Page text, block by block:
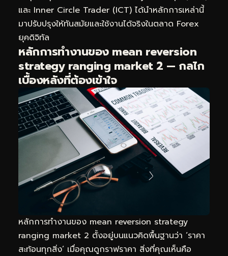
และ Inner Circle Trader (ICT) ได้นำหลักการเหล่านี้
มาปรับปรุงให้ทันสมัยและใช้งานได้จริงในตลาด Forex
ยุคดิจิทัล
หลักการทำงานของ mean reversion
strategy ranging market 2 — กลไก
เบื้องหลังที่ต้องเข้าใจ
หลักการทำงานของ mean reversion strategy
ranging market 2 ตั้งอยู่บนแนวคิดพื้นฐานว่า ‘ราคา
สะท้อนทุกสิ่ง’ เมื่อคุณดูกราฟราคา สิ่งที่คุณเห็นคือ